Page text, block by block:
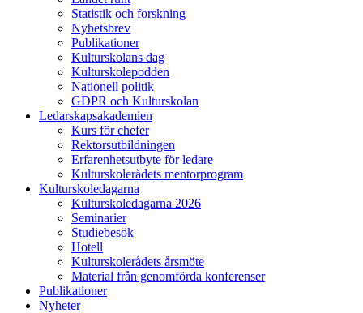
Statistik och forskning
Nyhetsbrev
Publikationer
Kulturskolans dag
Kulturskolepodden
Nationell politik
GDPR och Kulturskolan
Ledarskapsakademien
Kurs för chefer
Rektorsutbildningen
Erfarenhetsutbyte för ledare
Kulturskolerådets mentorprogram
Kulturskoledagarna
Kulturskoledagarna 2026
Seminarier
Studiebesök
Hotell
Kulturskolerådets årsmöte
Material från genomförda konferenser
Publikationer
Nyheter